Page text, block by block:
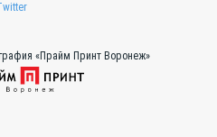
«Прайм Принт Воронеж»